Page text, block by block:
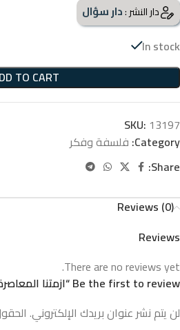
دار النشر :دار سؤال
In stock
TO CART
SKU: 13197
Category: فلسفة وفكر
Share:
Reviews (0)
Reviews
There are no reviews yet.
Be the first to review “ازمتنا المعاصرة”
لن يتم نشر عنوان بريدك الإلكتروني.